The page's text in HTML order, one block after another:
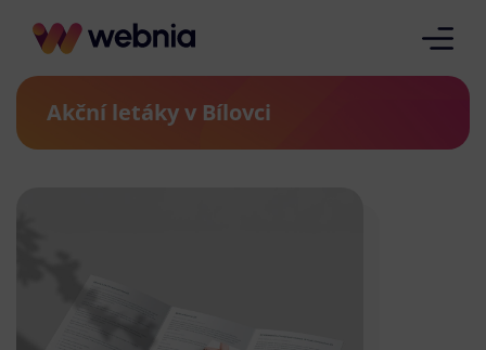
Akční letáky v Bílovci